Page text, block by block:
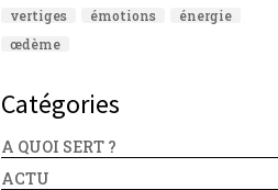
vertiges
émotions
énergie
œdème
Catégories
A QUOI SERT ?
ACTU